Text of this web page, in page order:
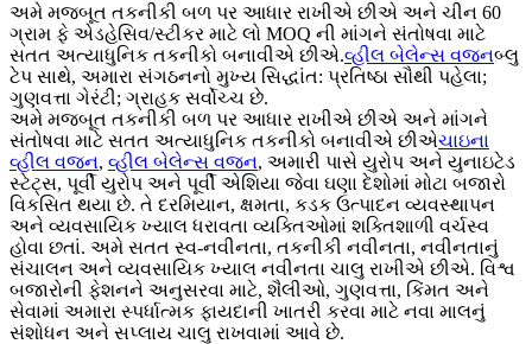
અમે મજબૂત તકનીકી બળ પર આધાર રાખીએ છીએ અને ચીન 60
ગ્રામ ફે એડહેસિવ/સ્ટીકર માટે લો MOQ ની માંગને સંતોષવા માટે
સતત અત્યાધુનિક તકનીકો બનાવીએ છીએ.વ્હીલ બેલેન્સ વજનબ્લુ
ટેપ સાથે, અમારા સંગઠનનો મુખ્ય સિદ્ધાંત: પ્રતિષ્ઠા સૌથી પહેલા;
ગુણવત્તા ગેરંટી; ગ્રાહક સર્વોચ્ચ છે.
અમે મજબૂત તકનીકી બળ પર આધાર રાખીએ છીએ અને માંગને
સંતોષવા માટે સતત અત્યાધુનિક તકનીકો બનાવીએ છીએચાઇના
વ્હીલ વજન, વ્હીલ બેલેન્સ વજન, અમારી પાસે યુરોપ અને યુનાઇટેડ
સ્ટેટ્સ, પૂર્વી યુરોપ અને પૂર્વી એશિયા જેવા ઘણા દેશોમાં મોટા બજારો
વિકસિત થયા છે. તે દરમિયાન, ક્ષમતા, કડક ઉત્પાદન વ્યવસ્થાપન
અને વ્યવસાયિક ખ્યાલ ધરાવતા વ્યક્તિઓમાં શક્તિશાળી વર્ચસ્વ
હોવા છતાં. અમે સતત સ્વ-નવીનતા, તકનીકી નવીનતા, નવીનતાનું
સંચાલન અને વ્યવસાયિક ખ્યાલ નવીનતા ચાલુ રાખીએ છીએ. વિશ્વ
બજારોની ફેશનને અનુસરવા માટે, શૈલીઓ, ગુણવત્તા, કિંમત અને
સેવામાં અમારા સ્પર્ધાત્મક ફાયદાની ખાતરી કરવા માટે નવા માલનું
સંશોધન અને સપ્લાય ચાલુ રાખવામાં આવે છે.